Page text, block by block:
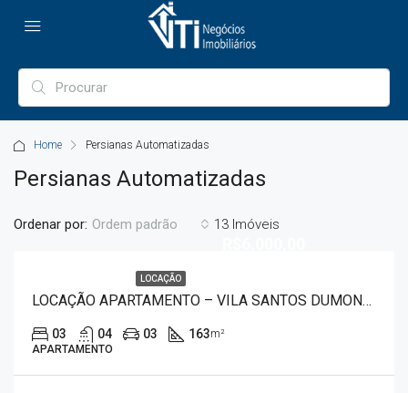
Home Persianas Automatizadas
Persianas Automatizadas
13 Imóveis
Ordenar por: Ordem padrão
LOCAÇÃO
LOCAÇÃO APARTAMENTO – VILA SANTOS DUMONT 8432
03 04 03 163m²
APARTAMENTO